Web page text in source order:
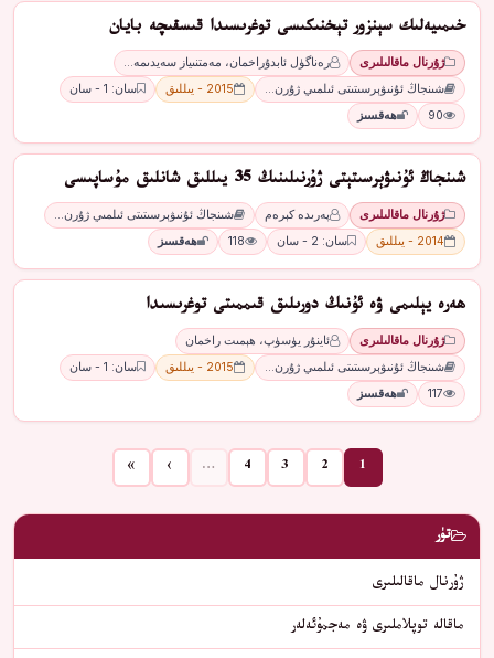
خىمىيەلىك سېنزور تېخنىكىسى توغرىسىدا قىسقىچە بايان
ژۇرنال ماقالىلىرى
رەناگۈل ئابدۇراخمان، مەمتنىياز سەيدىمە…
شىنجاڭ ئۇنىۋېرسىتىتى ئىلمىي ژۇرن…
2015 - يىللىق
سان: 1 - سان
90
ھەقسىز
شىنجاڭ ئۇنىۋېرسىتېتى ژۇرنىلىنىڭ 35 يىللىق شانلىق مۇساپىسى
ژۇرنال ماقالىلىرى پەرىدە كېرەم
شىنجاڭ ئۇنىۋېرسىتىتى ئىلمىي ژۇرن…
2014 - يىللىق
سان: 2 - سان 118 ھەقسىز
ھەرە يېلىمى ۋە ئۇنىڭ دورىلىق قىممىتى توغرىسىدا
ژۇرنال ماقالىلىرى
ئاينۇر يۈسۈپ، ھېمىت راخمان
شىنجاڭ ئۇنىۋېرسىتىتى ئىلمىي ژۇرن…
2015 - يىللىق
سان: 1 - سان
117
ھەقسىز
1
2
3
4
…
›
»
تۈر
ژۇرنال ماقالىلىرى
ماقالە توپلاملىرى ۋە مەجمۇئەلەر